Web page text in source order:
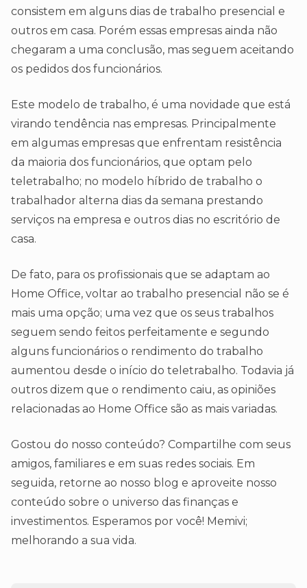
consistem em alguns dias de trabalho presencial e
outros em casa. Porém essas empresas ainda não
chegaram a uma conclusão, mas seguem aceitando
os pedidos dos funcionários.
Este modelo de trabalho, é uma novidade que está
virando tendência nas empresas. Principalmente
em algumas empresas que enfrentam resistência
da maioria dos funcionários, que optam pelo
teletrabalho; no modelo híbrido de trabalho o
trabalhador alterna dias da semana prestando
serviços na empresa e outros dias no escritório de
casa.
De fato, para os profissionais que se adaptam ao
Home Office, voltar ao trabalho presencial não se é
mais uma opção; uma vez que os seus trabalhos
seguem sendo feitos perfeitamente e segundo
alguns funcionários o rendimento do trabalho
aumentou desde o início do teletrabalho. Todavia já
outros dizem que o rendimento caiu, as opiniões
relacionadas ao Home Office são as mais variadas.
Gostou do nosso conteúdo? Compartilhe com seus
amigos, familiares e em suas redes sociais. Em
seguida, retorne ao nosso blog e aproveite nosso
conteúdo sobre o universo das finanças e
investimentos. Esperamos por você! Memivi;
melhorando a sua vida.